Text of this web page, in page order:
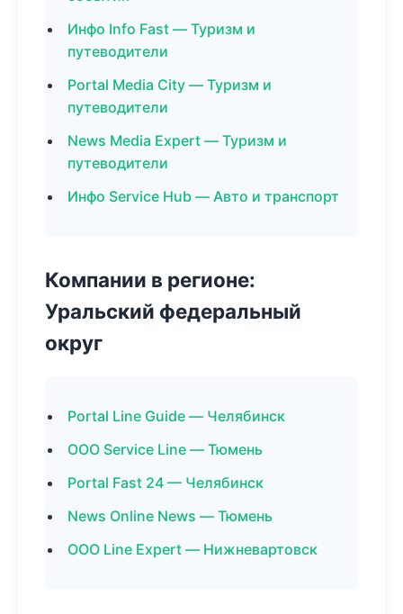
Инфо Info Fast — Туризм и
путеводители
Portal Media City — Туризм и
путеводители
News Media Expert — Туризм и
путеводители
Инфо Service Hub — Авто и транспорт
Компании в регионе:
Уральский федеральный
округ
Portal Line Guide — Челябинск
ООО Service Line — Тюмень
Portal Fast 24 — Челябинск
News Online News — Тюмень
ООО Line Expert — Нижневартовск